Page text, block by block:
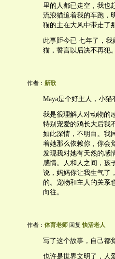
里的人都已走空，我也
流浪猫追着我的车跑，
猫的主在大风中带走了
此事距今已 七年了，
猫，誓言以后决不再犯。
作者： 新歌
Maya是个好主人，小猫
我是很理解人对动物的
特别宠爱的鸡长大后我
如此深情，不明白。我
着她那么依赖你，你会
发现我对她有天然的感
感情。人和人之间，孩
说，妈妈你让我生气了
的。宠物和主人的关系
向往。
作者： 体育老师 回复快活老人
写了这个故事，自己都
也许是世界文明了，人